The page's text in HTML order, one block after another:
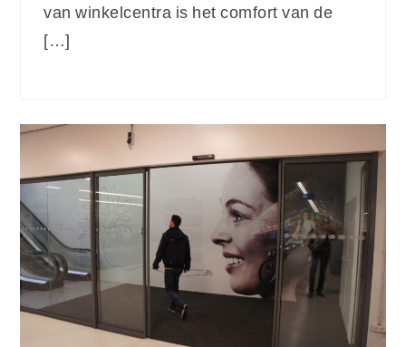
van winkelcentra is het comfort van de
[…]